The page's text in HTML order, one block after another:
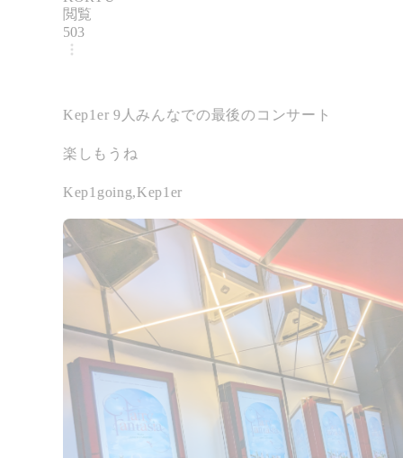
閲覧
503
﻿Kep1er 9人みんなでの最後のコンサート
楽しもうね
﻿Kep1going,Kep1er